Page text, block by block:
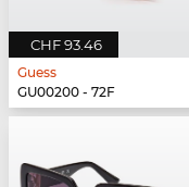
CHF 93.46
Guess
GU00200 - 72F